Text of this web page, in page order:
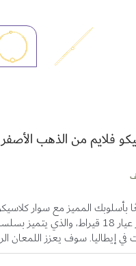
فلايم من الذهب الأصفر عيار
بأسلوبك المميز مع سوار
الذهب الأصفر عيار 18 قيراط،
إيطاليا. سوف يعزز اللمعان